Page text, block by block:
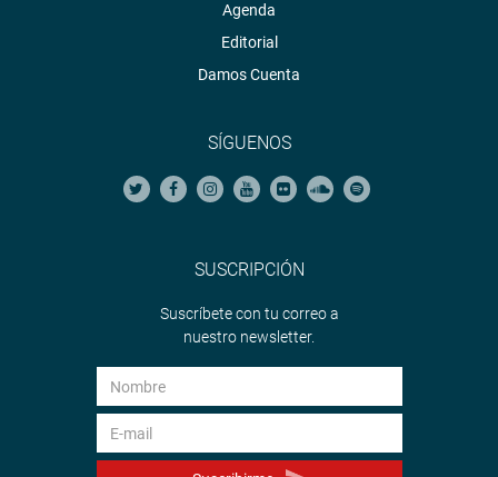
Agenda
Editorial
Damos Cuenta
SÍGUENOS
SUSCRIPCIÓN
Suscríbete con tu correo a
nuestro newsletter.